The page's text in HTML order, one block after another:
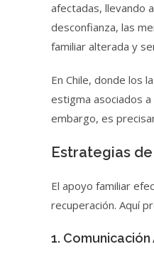
afectadas, llevando
desconfianza, las
familiar alterada y
En Chile, donde los
estigma asociados
embargo, es
Estrategias
El apoyo familiar
recuperación. Aquí
1.